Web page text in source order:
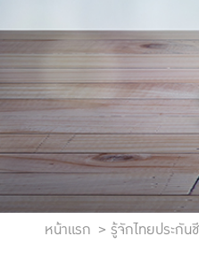
หน้าแรก รู้จักไทยประกัน